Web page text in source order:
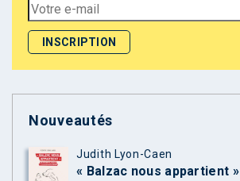
Nouveautés
Judith Lyon-Caen
« Balzac nous appartient »